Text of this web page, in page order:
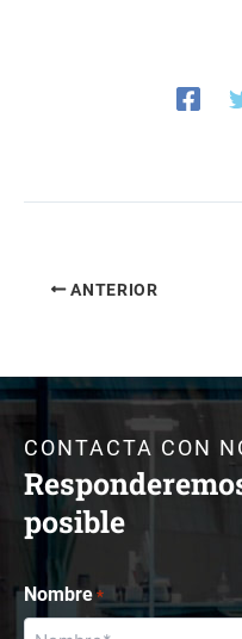
ANTERIOR
CONTACTA CON
posible
Nombre *